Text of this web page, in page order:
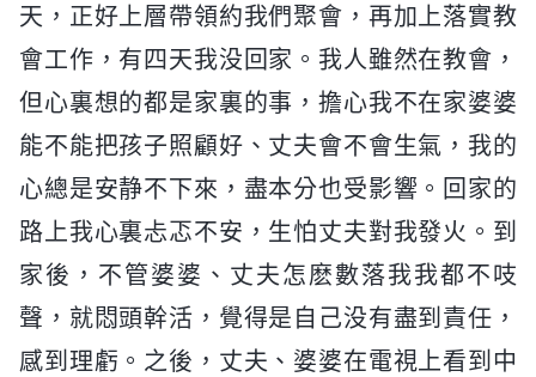
天，正好上層帶領約我們聚會，再加上落實教
會工作，有四天我没回家。我人雖然在教會，
但心裏想的都是家裏的事，擔心我不在家婆婆
能不能把孩子照顧好、丈夫會不會生氣，我的
心總是安静不下來，盡本分也受影響。回家的
路上我心裏忐忑不安，生怕丈夫對我發火。到
家後，不管婆婆、丈夫怎麽數落我我都不吱
聲，就悶頭幹活，覺得是自己没有盡到責任，
感到理虧。之後，丈夫、婆婆在電視上看到中